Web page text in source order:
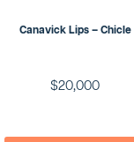
Canavick Lips – Chicle
$20,000